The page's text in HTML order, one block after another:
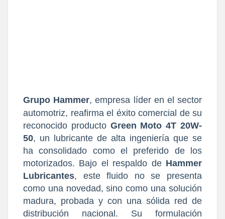
Grupo Hammer, empresa líder en el sector
automotriz, reafirma el éxito comercial de su
reconocido producto Green Moto 4T 20W-
50, un lubricante de alta ingeniería que se
ha consolidado como el preferido de los
motorizados. Bajo el respaldo de Hammer
Lubricantes, este fluido no se presenta
como una novedad, sino como una solución
madura, probada y con una sólida red de
distribución nacional. Su formulación